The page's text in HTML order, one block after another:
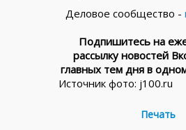
Деловое сообщество -
Подпишитесь на
рассылку новостей
главных тем дня в
Источник фото: j100.ru
Печать